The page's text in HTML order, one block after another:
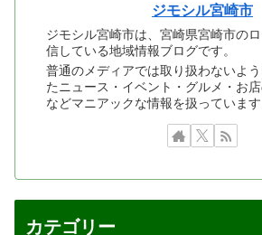
ジモシル宮崎市
ジモシル宮崎市は、宮崎県宮崎市の
信している地域情報ブログです。
普通のメディアでは取り扱わないよ
たニュース・イベント・グルメ・お
などマニアックな情報を扱っています
カテゴリー